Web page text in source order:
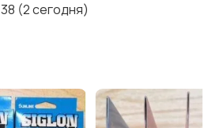
38 (2 сегодня)